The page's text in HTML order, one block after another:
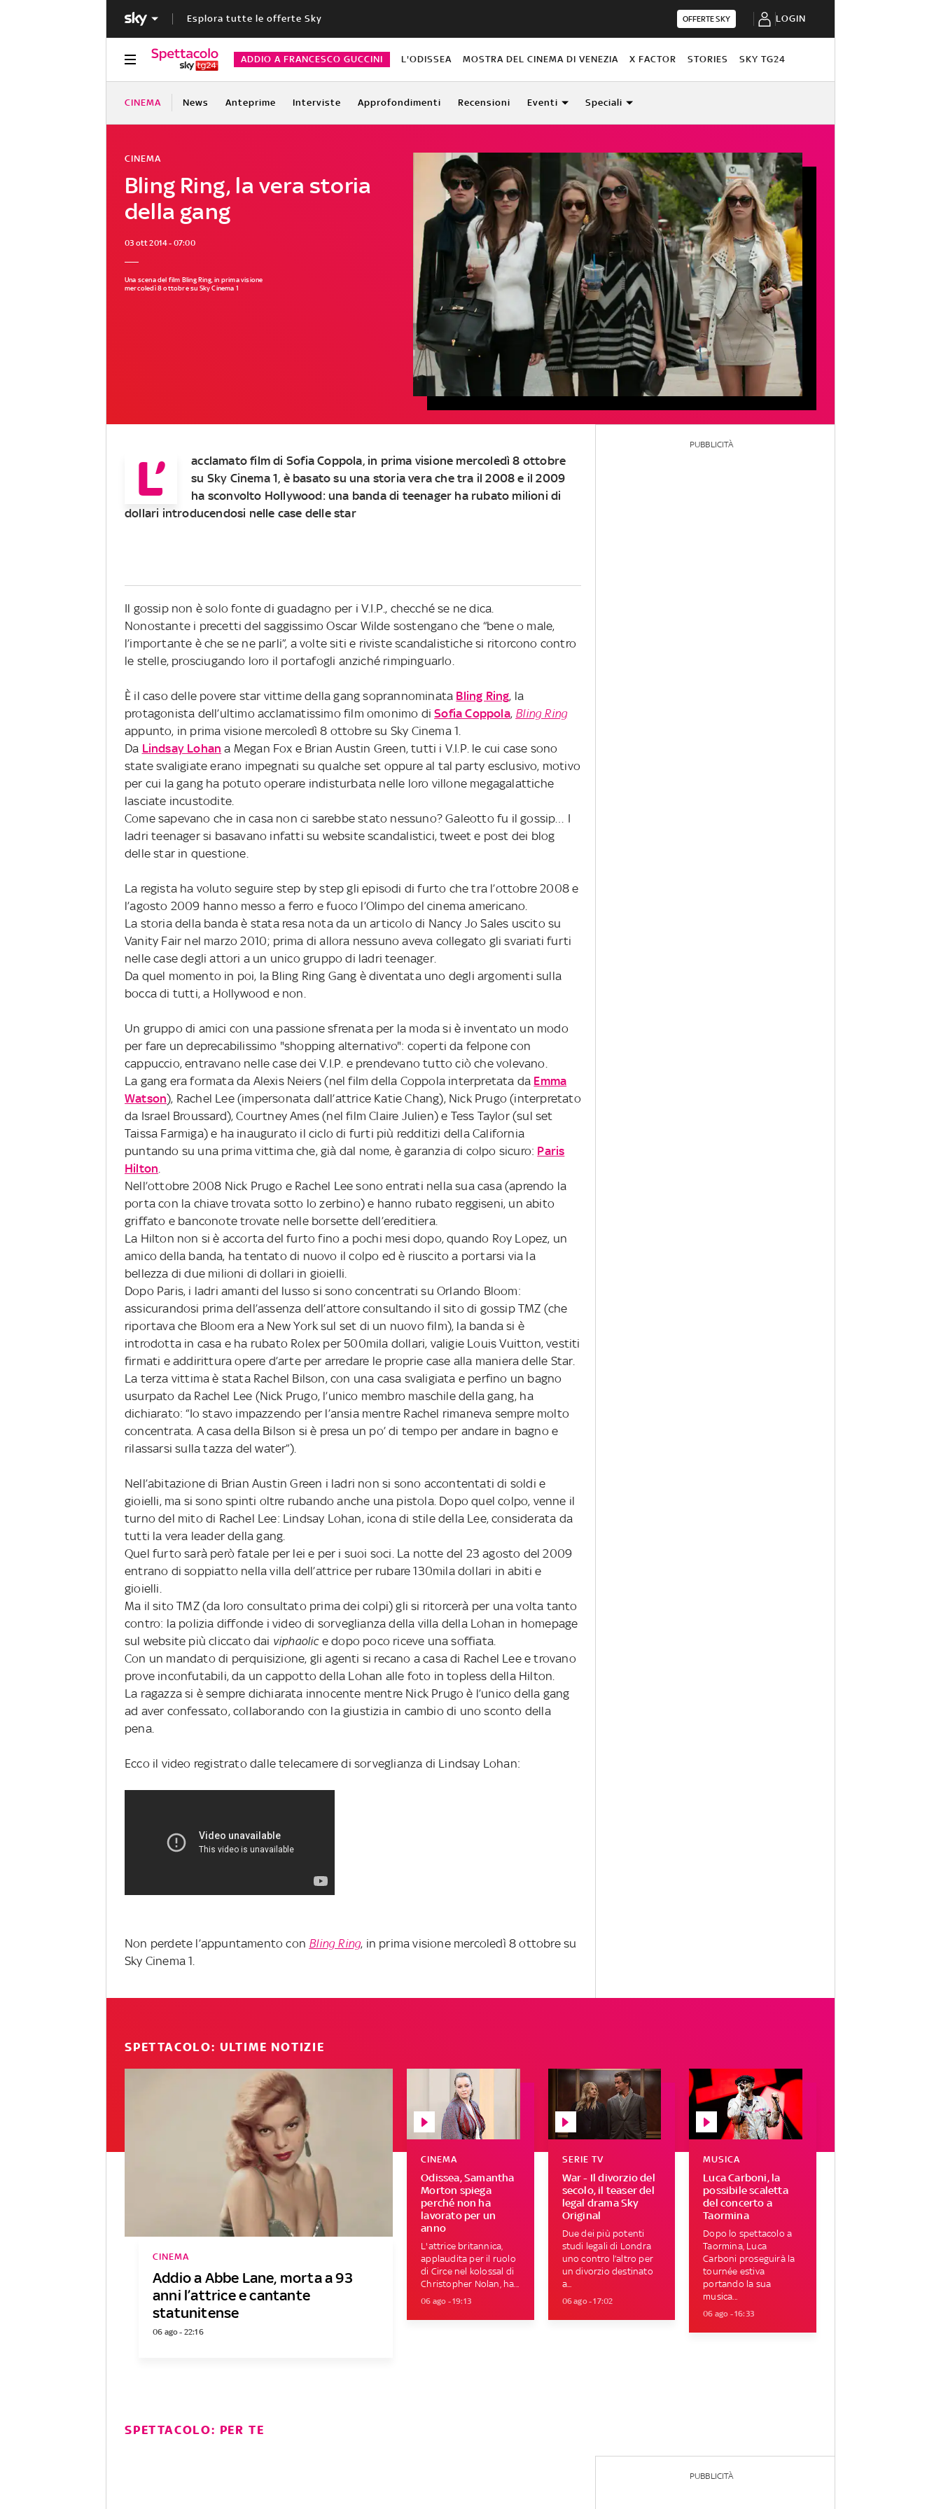
Esplora tutte le offerte Sky OFFERTE SKY LOGIN
ADDIO A FRANCESCO GUCCINI L'ODISSEA MOSTRA DEL CINEMA DI VENEZIA X FACTOR STORIES SKY TG24
CINEMA News Anteprime Interviste Approfondimenti Recensioni Eventi Speciali
Bling Ring, la vera storia
della gang
CINEMA
03 ott 2014 - 07:00
Una scena del film Bling Ring, in prima visione
mercoledì 8 ottobre su Sky Cinema 1
L’ acclamatofilmdi Sofia Coppola, in prima visione mercoledì 8 ottobre
su Sky Cinema 1, è basato su una storia vera che tra il 2008 e il 2009
ha sconvolto Hollywood: una banda di teenager ha rubato milioni di
dollari introducendosi nelle case delle star
Il gossip non è solo fonte di guadagno per i V.I.P., checché se ne dica.
Nonostante i precetti del saggissimo Oscar Wilde sostengano che “bene o male,
l’importante è che se ne parli”, a volte siti e riviste scandalistiche si ritorcono contro
le stelle, prosciugando loro il portafogli anziché rimpinguarlo.
È il caso delle povere star vittime della gang soprannominata Bling Ring, la
protagonista dell’ultimo acclamatissimo film omonimo diSofia Coppola, Bling Ring
appunto, in prima visione mercoledì 8 ottobre su Sky Cinema 1.
Da Lindsay Lohan a Megan Fox e Brian Austin Green, tutti i V.I.P. le cui case sono
state svaligiate erano impegnati su qualche set oppure al tal party esclusivo, motivo
per cui la gang ha potuto operare indisturbata nelle loro villone megagalattiche
lasciate incustodite.
Come sapevano che in casa non ci sarebbe stato nessuno? Galeotto fu il gossip… I
ladri teenager si basavano infatti su website scandalistici, tweet e post dei blog
delle star in questione.
La regista ha voluto seguire step by step gli episodi di furto che tra l’ottobre 2008 e
l’agosto 2009 hanno messo a ferro e fuoco l’Olimpo del cinema americano.
La storia della banda è stata resa nota da un articolo di Nancy Jo Sales uscito su
Vanity Fair nel marzo 2010; prima di allora nessuno aveva collegato gli svariati furti
nelle case degli attori a un unico gruppo di ladri teenager.
Da quel momento in poi, la Bling Ring Gang è diventata uno degli argomenti sulla
bocca di tutti, a Hollywood e non.
Un gruppo di amici con una passione sfrenata per la moda si è inventato un modo
per fare un deprecabilissimo "shopping alternativo": coperti da felpone con
cappuccio, entravano nelle case dei V.I.P. e prendevano tutto ciò che volevano.
La gang era formata da Alexis Neiers (nel film della Coppola interpretata da Emma
Watson), Rachel Lee (impersonata dall’attrice Katie Chang), Nick Prugo (interpretato
da Israel Broussard), Courtney Ames (nel film Claire Julien) e Tess Taylor (sul set
Taissa Farmiga) e ha inaugurato il ciclo di furti più redditizi della California
puntando su una prima vittima che, già dal nome, è garanzia di colpo sicuro: Paris
Hilton.
Nell’ottobre 2008 Nick Prugo e Rachel Lee sono entrati nella sua casa (aprendo la
porta con la chiave trovata sotto lo zerbino) e hanno rubato reggiseni, un abito
griffato e banconote trovate nelle borsette dell’ereditiera.
La Hilton non si è accorta del furto fino a pochi mesi dopo, quando Roy Lopez, un
amico della banda, ha tentato di nuovo il colpo ed è riuscito a portarsi via la
bellezza di due milioni di dollari in gioielli.
Dopo Paris, i ladri amanti del lusso si sono concentrati su Orlando Bloom:
assicurandosi prima dell’assenza dell’attore consultando il sito di gossip TMZ (che
riportava che Bloom era a New York sul set di un nuovo film), la banda si è
introdotta in casa e ha rubato Rolex per 500mila dollari, valigie Louis Vuitton, vestiti
firmati e addirittura opere d’arte per arredare le proprie case alla maniera delle Star.
La terza vittima è stata Rachel Bilson, con una casa svaligiata e perfino un bagno
usurpato da Rachel Lee (Nick Prugo, l’unico membro maschile della gang, ha
dichiarato: “Io stavo impazzendo per l’ansia mentre Rachel rimaneva sempre molto
concentrata. A casa della Bilson si è presa un po’ di tempo per andare in bagno e
rilassarsi sulla tazza del water”).
Nell’abitazione di Brian Austin Green i ladri non si sono accontentati di soldi e
gioielli, ma si sono spinti oltre rubando anche una pistola. Dopo quel colpo, venne il
turno del mito di Rachel Lee: Lindsay Lohan, icona di stile della Lee, considerata da
tutti la vera leader della gang.
Quel furto sarà però fatale per lei e per i suoi soci. La notte del 23 agosto del 2009
entrano di soppiatto nella villa dell’attrice per rubare 130mila dollari in abiti e
gioielli.
Ma il sito TMZ (da loro consultato prima dei colpi) gli si ritorcerà per una volta tanto
contro: la polizia diffonde i video di sorveglianza della villa della Lohan in homepage
sul website più cliccato dai viphaolic e dopo poco riceve una soffiata.
Con un mandato di perquisizione, gli agenti si recano a casa di Rachel Lee e trovano
prove inconfutabili, da un cappotto della Lohan alle foto in topless della Hilton.
La ragazza si è sempre dichiarata innocente mentre Nick Prugo è l’unico della gang
ad aver confessato, collaborando con la giustizia in cambio di uno sconto della
pena.
Ecco il video registrato dalle telecamere di sorveglianza di Lindsay Lohan:
Non perdete l’appuntamento con Bling Ring, in prima visione mercoledì 8 ottobre su
Sky Cinema 1.
PUBBLICITÀ
SPETTACOLO: ULTIME NOTIZIE
Addio a Abbe Lane, morta a 93
anni l’attrice e cantante
statunitense
CINEMA
06 ago - 22:16
Odissea, Samantha
Morton spiega
perché non ha
lavorato per un
anno
CINEMA
L'attrice britannica,
applaudita per il ruolo
di Circe nel kolossal di
Christopher Nolan, ha...
06 ago - 19:13
War - Il divorzio del
secolo, il teaser del
legal drama Sky
Original
SERIE TV
Due dei più potenti
studi legali di Londra
uno contro l’altro per
un divorzio destinato
a...
06 ago - 17:02
Luca Carboni, la
possibile scaletta
del concerto a
Taormina
MUSICA
Dopo lo spettacolo a
Taormina, Luca
Carboni proseguirà la
tournée estiva
portando la sua
musica...
06 ago - 16:33
SPETTACOLO: PER TE
PUBBLICITÀ